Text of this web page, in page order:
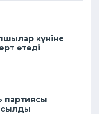
күніне
өтеді
партиясы